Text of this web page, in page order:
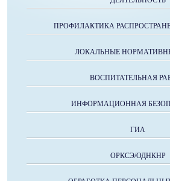
ПРОФИЛАКТИКА
ЛОКАЛЬНЫЕ
ВОСПИТАТЕЛЬНАЯ
ИНФОРМАЦИОННАЯ
ГИА
ОРКСЭ/ОДНКНР